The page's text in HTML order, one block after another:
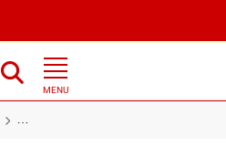
MENU
Budget : encore des milliards pour